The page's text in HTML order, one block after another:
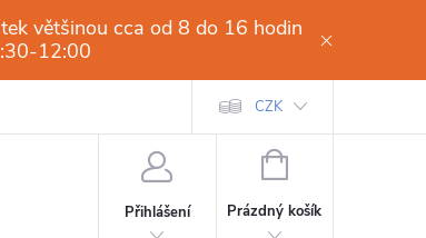
většinou cca od 8 do 16 hodin
12:00
Obchodní podmínky Dodací a platební
CZK
Přihlášení
NÁKUPNÍ
Prázdný košík